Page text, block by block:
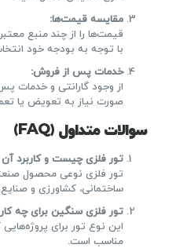
مقایسه قیمت‌ها:
قیمت‌ها را از چند منبع
با توجه به بودجه خود
خدمات پس از فروش:
از وجود گارانتی و خدمات
صورت نیاز به تعویض یا
سوالات متداول (FAQ)
تور فلزی چیست و کاربرد
تور فلزی نوعی محصول
ساختمانی، کشاورزی و
تور فلزی سنگین برای چه
این نوع تور برای پروژه‌هایی
مناسب است.